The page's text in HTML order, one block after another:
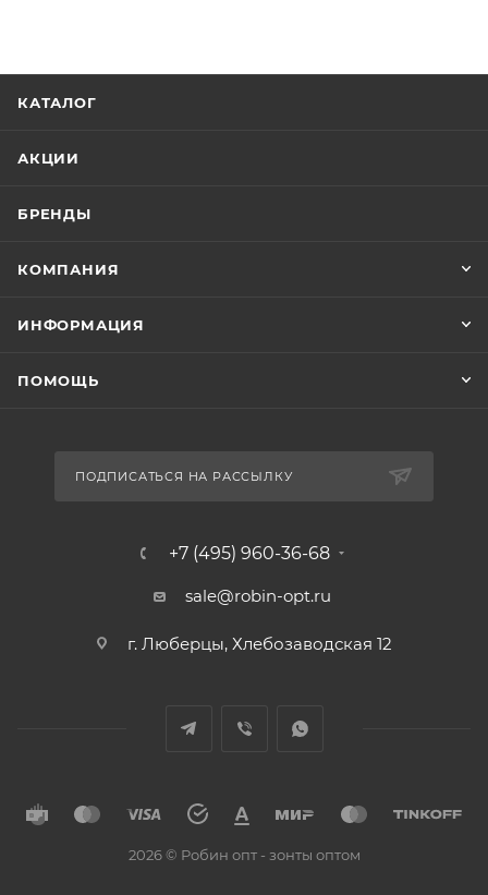
КАТАЛОГ
АКЦИИ
БРЕНДЫ
КОМПАНИЯ
ИНФОРМАЦИЯ
ПОМОЩЬ
ПОДПИСАТЬСЯ НА РАССЫЛКУ
+7 (495) 960-36-68
sale@robin-opt.ru
г. Люберцы, Хлебозаводская 12
2026 © Робин опт - зонты оптом